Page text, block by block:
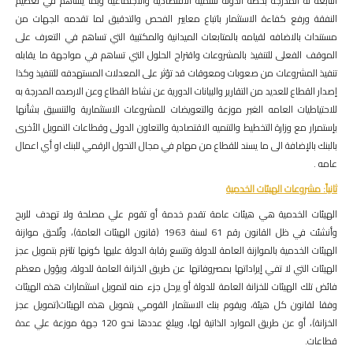
النفقة ورفع كفاءة الاستثمار باتباع معايير الفحص والتدقيق لما تقدمه الجهات من
مستندات بالاضافه لقيامه بالمتابعات الميدانية والمكتبية التي تساهم في التعرف على
الموقف الفعلى للتنفيذ بالمشروعات واقتراح الحلول التي تساهم في مواجهة ما يقابله
تنفيذ المشروعات من صعوبات ومعوقات قد تؤثر على المعدلات المستهدفه للتنفيذ وكذا
إصدار القطاع للعديد من التقارير والبيانات الدورية عن نشاط القطاع وعن الارصده المدرجة به
للاحتياطيات العامه الغير موزعة والتعويضات للمشروعات الاستثمارية والتنسيق بشأنها
بإستمرار مع وزارة التخطيط والتنميه الاقتصادية والتعاون الدولى وقطاعات التمويل الأخرى
بالبنك بالإضافة الى ما يسند للقطاع من مهام في مجال التحول الرقمي للبنك او أي اعمال
عامه .
ثانياً: مشروعات الهيئات الخدمية
الهيئات الخدمية هي هيئات عامة تقدم خدمة أو تقوم علي مصلحة ولا تهدف للربح
وأنشئت في ظل القانون رقم 61 لسنة 1963 (قانون الهيئات العامة)، وتٌلحق موازنة
الهيئات الخدمية بالموازنة العامة للدولة وتتسع رقابة الدولة عليها كونها تلتزم بتمويل عجز
الهيئات التي لا تفي إيراداتها بمصروفاتها عن طريق الخزانة العامة للدولة، ويؤول معظم
فائض تلك الهيئات للخزانة العامة للدولة أو يرحل جزء منه لتمويل استثمارات هذه الهيئات
وفقا لقانون كل هيئة، ويقوم بنك الاستثمار القومي بتمويل هذه الهيئات(تمويل عجز
الخزانة)، أو عن طريق الموارد الذاتية لها، ويبلغ عددها نحو 120 جهة موزعة علي عدة
قطاعات.